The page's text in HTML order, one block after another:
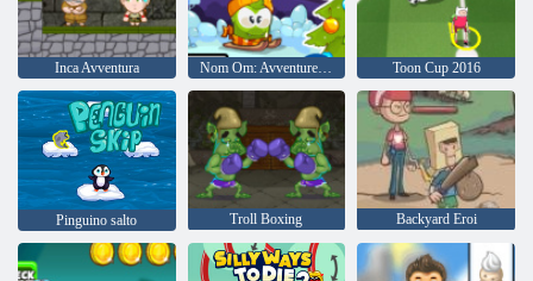
Inca Avventura Nom Om: Avventure invernali Toon Cup 2016
Pinguino salto Troll Boxing Backyard Eroi